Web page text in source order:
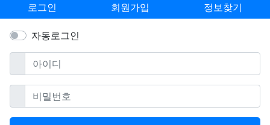
로그인 회원가입 정보찾기
자동로그인
아이디필수
비밀번호필수